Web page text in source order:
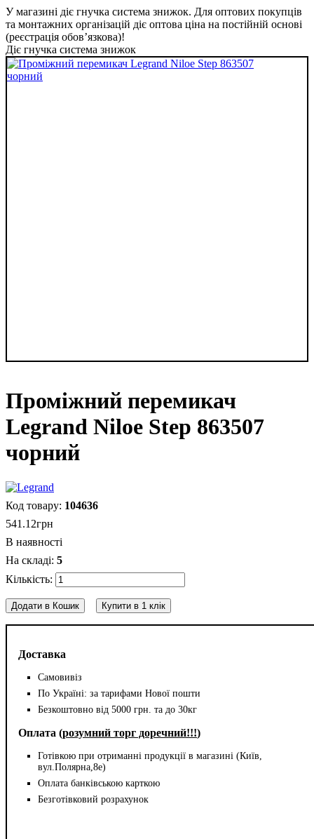
У магазині діє гнучка система знижок. Для оптових покупців
та монтажних організацій діє оптова ціна на постійній основі
(реєстрація обов’язкова)!
Діє гнучка система знижок
Проміжний перемикач
Legrand Niloe Step 863507
чорний
Доставка
Самовивіз
По Україні: за тарифами Нової пошти
Безкоштовно від 5000 грн. та до 30кг
Оплата (розумний торг доречний!!!)
Готівкою при отриманні продукції в магазині (Київ,
вул.Полярна,8е)
Оплата банківською карткою
Безготівковий розрахунок
104636
541 .12грн
В наявності
5
Додати в Кошик Купити в 1 клік